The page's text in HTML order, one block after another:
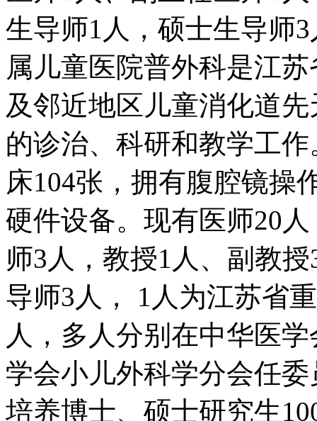
属儿童医院普外科是江
及邻近地区儿童消化道
的诊治、科研和教学工
床104张，拥有腹腔镜操
硬件设备。现有医师20
师3人，教授1人、副教
导师3人， 1人为江苏省
人，多人分别在中华医
学会小儿外科学分会任
培养博士、硕士研究生
进步奖”、 “江苏省科技